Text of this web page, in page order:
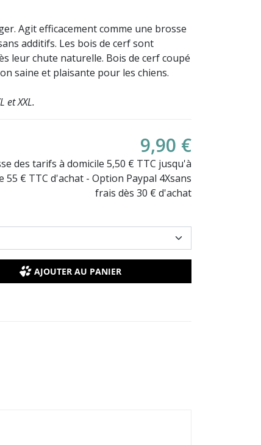
(15 avis)
. Agitefficacement comme une brosse
additifs. Les bois de cerf sont
leur chute naturelle. Bois de cerf coupé
saine et plaisante pour les chiens.
et XXL.
9,90 €
des tarifs à domicile 5,50 € TTC jusqu'à
55 € TTC d'achat - Option Paypal 4Xsans
frais dès 30 € d'achat
AJOUTER AU PANIER